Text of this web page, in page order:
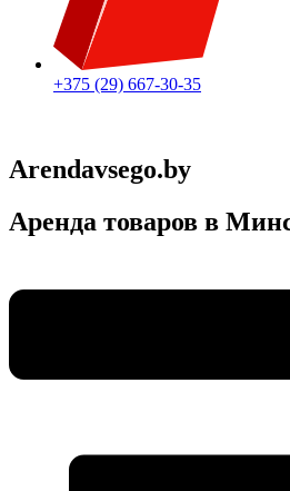
+375 (29) 667-30-35
Arendavsego.by
Аренда товаров в